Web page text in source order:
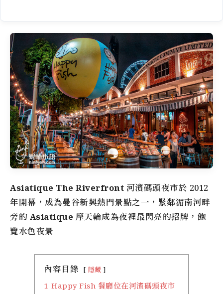
Asiatique The Riverfront 河濱碼頭夜市於 2012
年開幕，成為曼谷新興熱門景點之一，緊鄰湄南河畔
旁的 Asiatique 摩天輪成為夜裡最閃亮的招牌，飽
覽水色夜景
內容目錄 隱藏
1 Happy Fish 餐廳位在河濱碼頭夜市